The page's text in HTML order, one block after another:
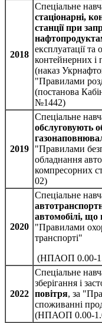
2018
Спеціальне
стаціонарні,
станції при
експлуатації
контейнерних і
(наказ
"Правилами
(постанова
№1442)
2019
Спеціальне
обслуговують
"Правилами
обладнання
компресорних
02)
2020
Спеціальне
автомобілі,
"Правилами
транспорті"
(НПАОП 0.00-
2022
Спеціальне
зберігання і
повітря, за
споживанні
(НПАОП 0.00-